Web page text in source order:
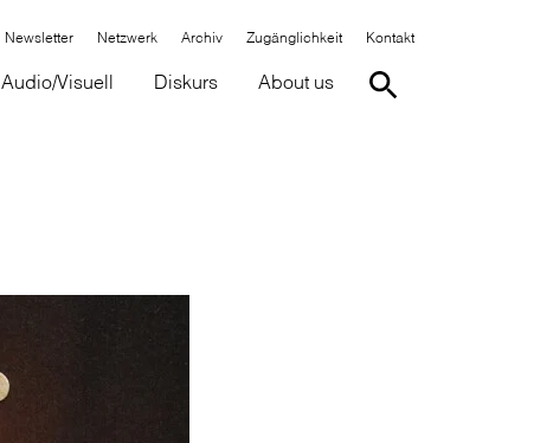
Newsletter Netzwerk Archiv Zugänglichkeit Kontakt
Audio/Visuell Diskurs About us